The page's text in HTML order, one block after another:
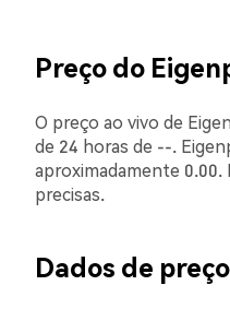
Preço do
O preço ao vivo de
de 24 horas de --.
aproximadamente
precisas.
Dados de